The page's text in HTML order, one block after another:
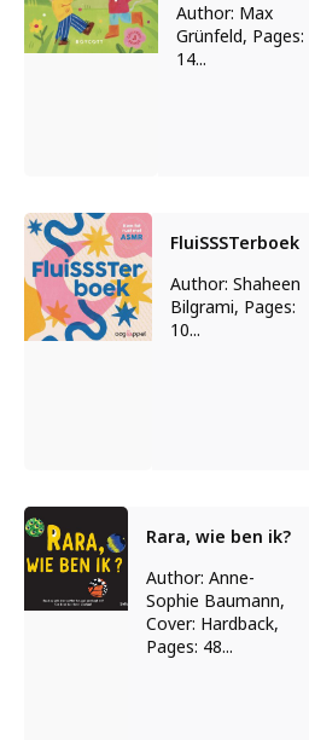
Author: Max
Grünfeld, Pages:
14...
FluiSSSTerboek
Author: Shaheen
Bilgrami, Pages:
10...
Rara, wie ben ik?
Author: Anne-
Sophie Baumann,
Cover: Hardback,
Pages: 48...